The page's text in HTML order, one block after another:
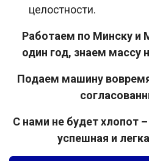
целостности.
Работаем по Минску и
один год, знаем массу
Подаем машину
С нами не будет хлопот
успешная и